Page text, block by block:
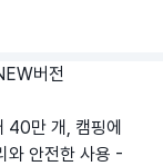
버전
40만 개, 캠핑에
와 안전한 사용 -